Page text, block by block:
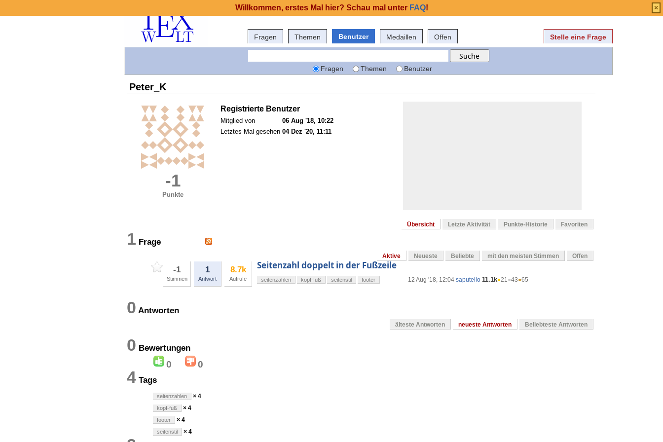
Fragen Themen Benutzer Medaillen Offen Stelle eine Frage
Fragen Themen Benutzer
Peter_K
-1
Punkte
Registrierte Benutzer
Mitglied von
06 Aug '18, 10:22
Letztes Mal gesehen 04 Dez '20, 11:11
Übersicht Letzte Aktivität Punkte-Historie Favoriten
1 Frage
Aktive Neueste Beliebte mit den meisten Stimmen Offen
-1
Stimmen
1
Antwort
8.7k
Aufrufe
Seitenzahl doppelt in der Fußzeile
12 Aug '18, 12:04 saputello 11.1k●21●43●65
seitenzahlen kopf-fuß seitenstil footer
0 Antworten
älteste Antworten neueste Antworten Beliebteste Antworten
0 Bewertungen
0 0
4 Tags
seitenzahlen × 4
kopf-fuß × 4
footer × 4
seitenstil × 4
Willkommen, erstes Mal hier? Schau mal unter FAQ! ×